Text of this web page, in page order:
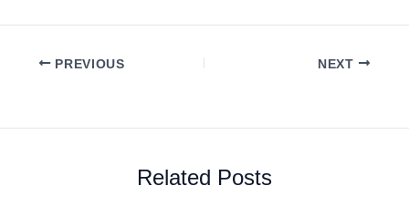
PREVIOUS NEXT
Related Posts